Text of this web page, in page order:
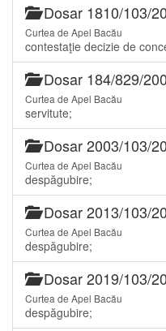
Dosar 1810/103/
Curtea de Apel Bacău
contestaţie decizie de
Dosar 184/829/
Curtea de Apel Bacău
servitute;
Dosar 2003/103/
Curtea de Apel Bacău
despăgubire;
Dosar 2013/103/
Curtea de Apel Bacău
despăgubire;
Dosar 2019/103/
Curtea de Apel Bacău
despăgubire;